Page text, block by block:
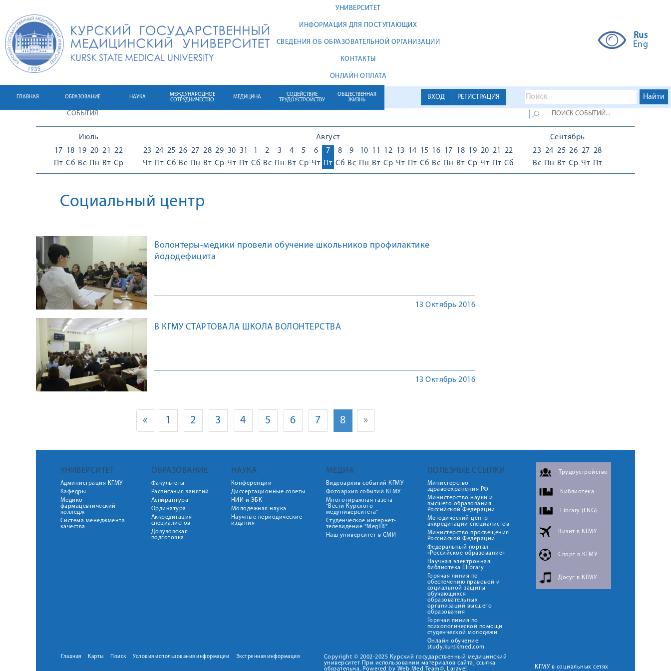
УНИВЕРСИТЕТ
ИНФОРМАЦИЯ ДЛЯ ПОСТУПАЮЩИХ
СВЕДЕНИЯ ОБ ОБРАЗОВАТЕЛЬНОЙ ОРГАНИЗАЦИИ
КОНТАКТЫ
ОНЛАЙН ОПЛАТА
Rus
Eng
ВХОД РЕГИСТРАЦИЯ
ГЛАВНАЯ ОБРАЗОВАНИЕ НАУКА
МЕЖДУНАРОДНОЕ
СОТРУДНИЧЕСТВО
МЕДИЦИНА
СОДЕЙСТВИЕ
ТРУДОУСТРОЙСТВУ
ОБЩЕСТВЕННАЯ
ЖИЗНЬ
СОБЫТИЯ
Июль
17
Пт
18
Сб
19
Вс
20
Пн
21
Вт
22
Ср
Август
23
Чт
24
Пт
25
Сб
26
Вс
27
Пн
28
Вт
29
Ср
30
Чт
31
Пт
1
Сб
2
Вс
3
Пн
4
Вт
5
Ср
6
Чт
7
Пт
8
Сб
9
Вс
10
Пн
11
Вт
12
Ср
13
Чт
14
Пт
15
Сб
16
Вс
17
Пн
18
Вт
19
Ср
20
Чт
21
Пт
22
Сб
Сентябрь
23
Вс
24
Пн
25
Вт
26
Ср
27
Чт
28
Пт
Социальный центр
Волонтеры-медики провели обучение школьников профилактике
йододефицита
13 Октябрь 2016
В КГМУ СТАРТОВАЛА ШКОЛА ВОЛОНТЕРСТВА
13 Октябрь 2016
« 1 2 3 4 5 6 7 8 »
УНИВЕРСИТЕТ
Администрация КГМУ
Кафедры
Медико-
фармацевтический
колледж
Система менеджмента
качества
ОБРАЗОВАНИЕ
Факультеты
Расписания занятий
Аспирантура
Ординатура
Аккредитация
специалистов
Довузовская
подготовка
НАУКА
Конференции
Диссертационные советы
НИИ и ЭБК
Молодежная наука
Научные периодические
издания
МЕДИА
Видеоархив событий КГМУ
Фотоархив событий КГМУ
Многотиражная газета
"Вести Курского
медуниверситета"
Студенческое интернет-
телевидение "МедТВ"
Наш университет в СМИ
ПОЛЕЗНЫЕ ССЫЛКИ
Министерство
здравоохранения РФ
Министерство науки и
высшего образования
Российской Федерации
Методический центр
аккредитации специалистов
Министерство просвещения
Российской Федерации
Федеральный портал
«Российское образование»
Научная электронная
библиотека Elibrary
Горячая линия по
обеспечению правовой и
социальной защиты
обучающихся
образовательных
организаций высшего
образования
Горячая линия по
психологической помощи
студенческой молодежи
Онлайн обучение
study.kurskmed.com
Трудоустройство
Библиотека
Library (ENG)
Визит в КГМУ
Спорт в КГМУ
Досуг в КГМУ
Главная Карты Поиск Условия использования информации Экстренная информация
Copyright © 2002-2025 Курский государственный медицинский
университет При использовании материалов сайта, ссылка
обязательна. Powered by Web Med Team©, Laravel
КГМУ в социальных сетях